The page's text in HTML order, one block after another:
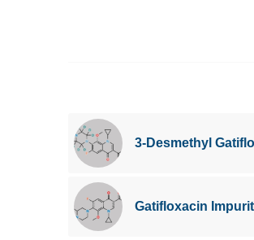
3-Desmethyl
Gatifloxacin